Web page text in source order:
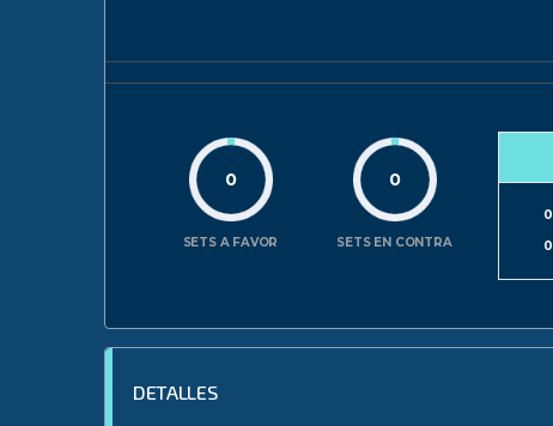
0
0
0
SETS A FAVOR
0
SETS EN CONTRA
DETALLES